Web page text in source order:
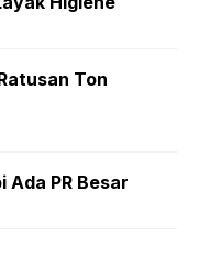
Ton
Ada PR Besar